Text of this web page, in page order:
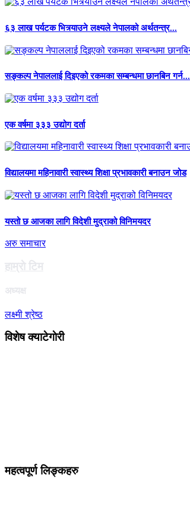
६३ लाख पर्यटक भित्र्याउने लक्ष्यले नेपालको अर्थतन्त्र...
सङ्कल्प नेपाललाई दिइएको रकमका सम्बन्धमा छानबिन गर्न...
एक वर्षमा ३३३ उद्योग दर्ता
विद्यालयमा महिनावारी स्वास्थ्य शिक्षा प्रभावकारी बनाउन जोड
यस्तो छ आजका लागि विदेशी मुद्राको विनिमयदर
अरु समाचार
हाम्राे टिम
अध्यक्ष
लक्ष्मी श्रेष्ठ
विशेष क्याटेगाेरी
महत्वपूर्ण लिङ्कहरु